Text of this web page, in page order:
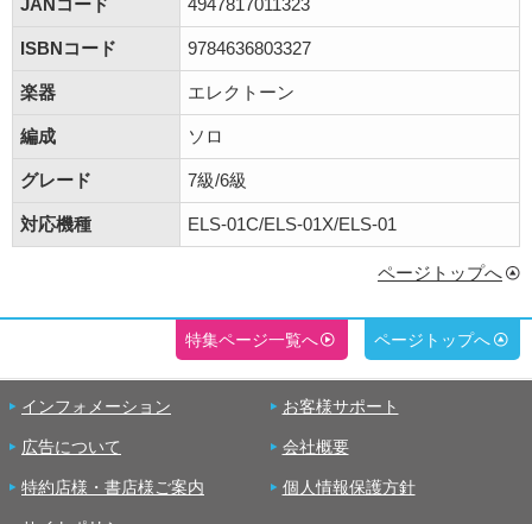
JANコード 4947817011323
ISBNコード 9784636803327
楽器 エレクトーン
編成 ソロ
グレード 7級/6級
対応機種 ELS-01C/ELS-01X/ELS-01
ページトップへ
特集ページ一覧へ ページトップへ
インフォメーション お客様サポート
広告について 会社概要
特約店様・書店様ご案内 個人情報保護方針